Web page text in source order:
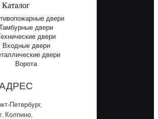
Каталог
двери
двери
двери
Входные двери
двери
Ворота
Петербург,
г. Колпино,